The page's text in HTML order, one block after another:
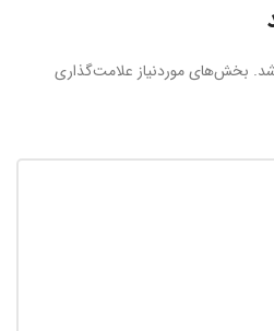
بخش‌های موردنیاز علامت‌گذاری